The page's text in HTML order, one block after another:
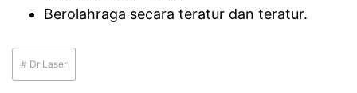
Berolahraga secara teratur dan teratur.
# Dr Laser